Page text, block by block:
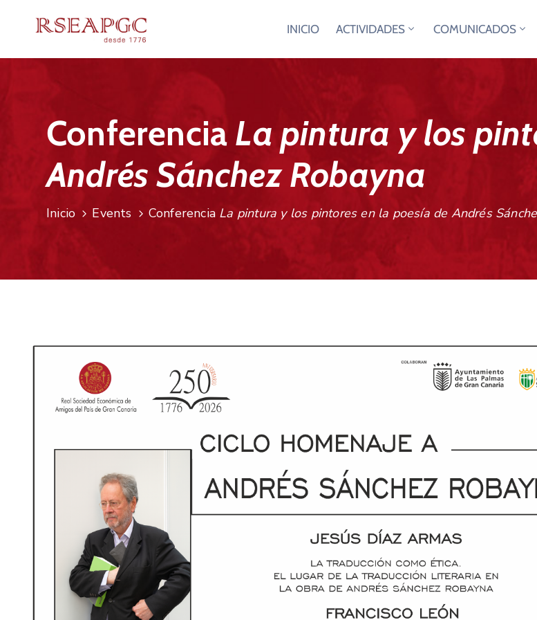
INICIO ACTIVIDADES COMUNICADOS
ConferenciaLa pintura y los
Andrés Sánchez Robayna
Inicio Events Conferencia La pintura y los pintores en la poesía de Andrés